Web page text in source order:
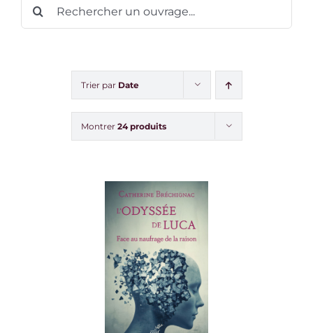
Trier par Date
Montrer 24 produits